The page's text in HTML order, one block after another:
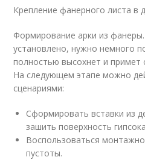
Крепление фанерного листа в
Формирование арки из
установлено, нужно немного
полностью высохнет и примет
На следующем этапе можно
сценариями:
Сформировать вставки из
зашить поверхность
Воспользоваться
пустоты.